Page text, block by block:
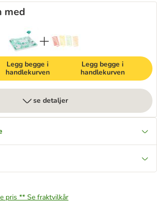
med
Legg begge i
handlekurven
Legg begge i
handlekurven
se detaljer
pris ** Se fraktvilkår